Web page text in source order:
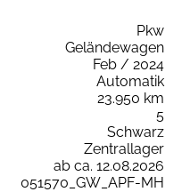
Pkw
Geländewagen
Feb / 2024
Automatik
23.950 km
5
Schwarz
Zentrallager
ab ca. 12.08.2026
051570_GW_APF-MH